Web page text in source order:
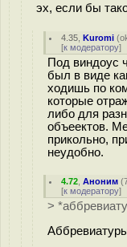
эх, если бы
4.35 ,Kuromi (
[к модератору]
Под виндоус
был в виде
ходишь по
которые
либо для
объеектов.
прикольно,
неудобно.
4.72 ,Аноним (
[к модератору]
>